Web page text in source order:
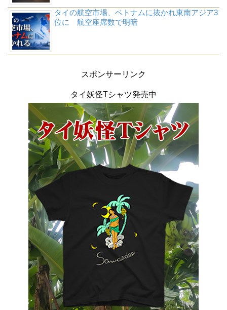
タイの航空市場、ベトナムに抜かれ東南アジア3
位に 航空座席数で明暗
スポンサーリンク
タイ妖怪Tシャツ発売中